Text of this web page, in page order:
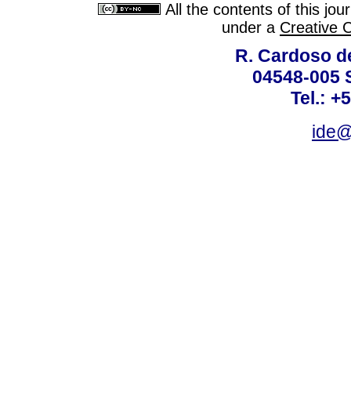
All the contents of this
under a Creative
R. Cardoso
04548-005
Tel.: